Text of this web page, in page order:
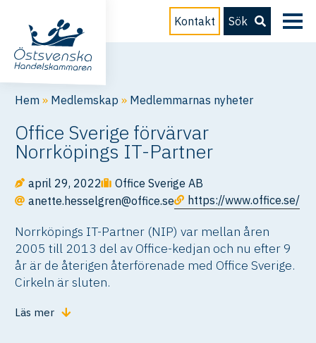
Kontakt Sök
Hem » Medlemskap » Medlemmarnas nyheter
Office Sverige förvärvar
Norrköpings IT-Partner
april 29, 2022
Office Sverige AB
anette.hesselgren@office.se
https://www.office.se/
Norrköpings IT-Partner (NIP) var mellan åren
2005 till 2013 del av Office-kedjan och nu efter 9
år är de återigen återförenade med Office Sverige.
Cirkeln är sluten.
Läs mer